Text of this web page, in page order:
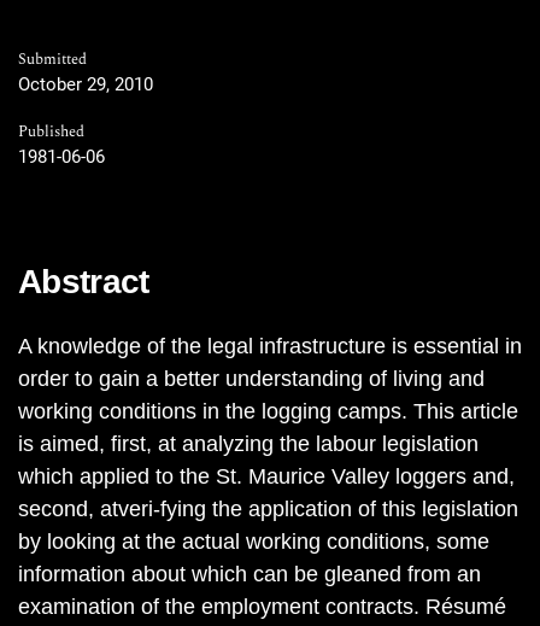
Submitted
October 29, 2010
Published
1981-06-06
Abstract
A knowledge of the legal infrastructure is essential in
order to gain a better understanding of living and
working conditions in the logging camps. This article
is aimed, first, at analyzing the labour legislation
which applied to the St. Maurice Valley loggers and,
second, atveri-fying the application of this legislation
by looking at the actual working conditions, some
information about which can be gleaned from an
examination of the employment contracts. Résumé